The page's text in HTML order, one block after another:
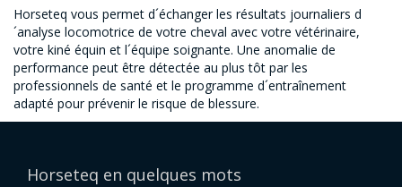
Horseteq vous permet d´échanger les résultats journaliers d
´analyse locomotrice de votre cheval avec votre vétérinaire,
votre kiné équin et l´équipe soignante. Une anomalie de
performance peut être détectée au plus tôt par les
professionnels de santé et le programme d´entraînement
adapté pour prévenir le risque de blessure.
Horseteq en quelques mots